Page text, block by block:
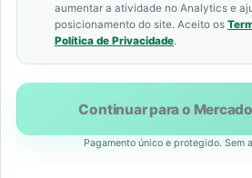
aumentar a atividade no Analytics e
posicionamento do site. Aceito os
Política de Privacidade.
Continuar para o
Pagamento único e protegido. Sem